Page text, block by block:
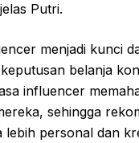
Putri.
menjadi kunci
belanja
influencer
sehingga
lebih personal dan